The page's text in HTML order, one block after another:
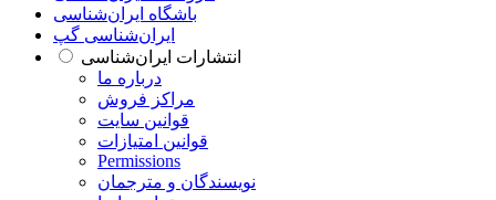
باشگاه ایران‌شناسی
ایران‌شناسی گپ
انتشارات ایران‌شناسی
درباره ما
مراکز فروش
قوانین سایت
قوانین امتیازات
Permissions
نویسندگان و مترجمان